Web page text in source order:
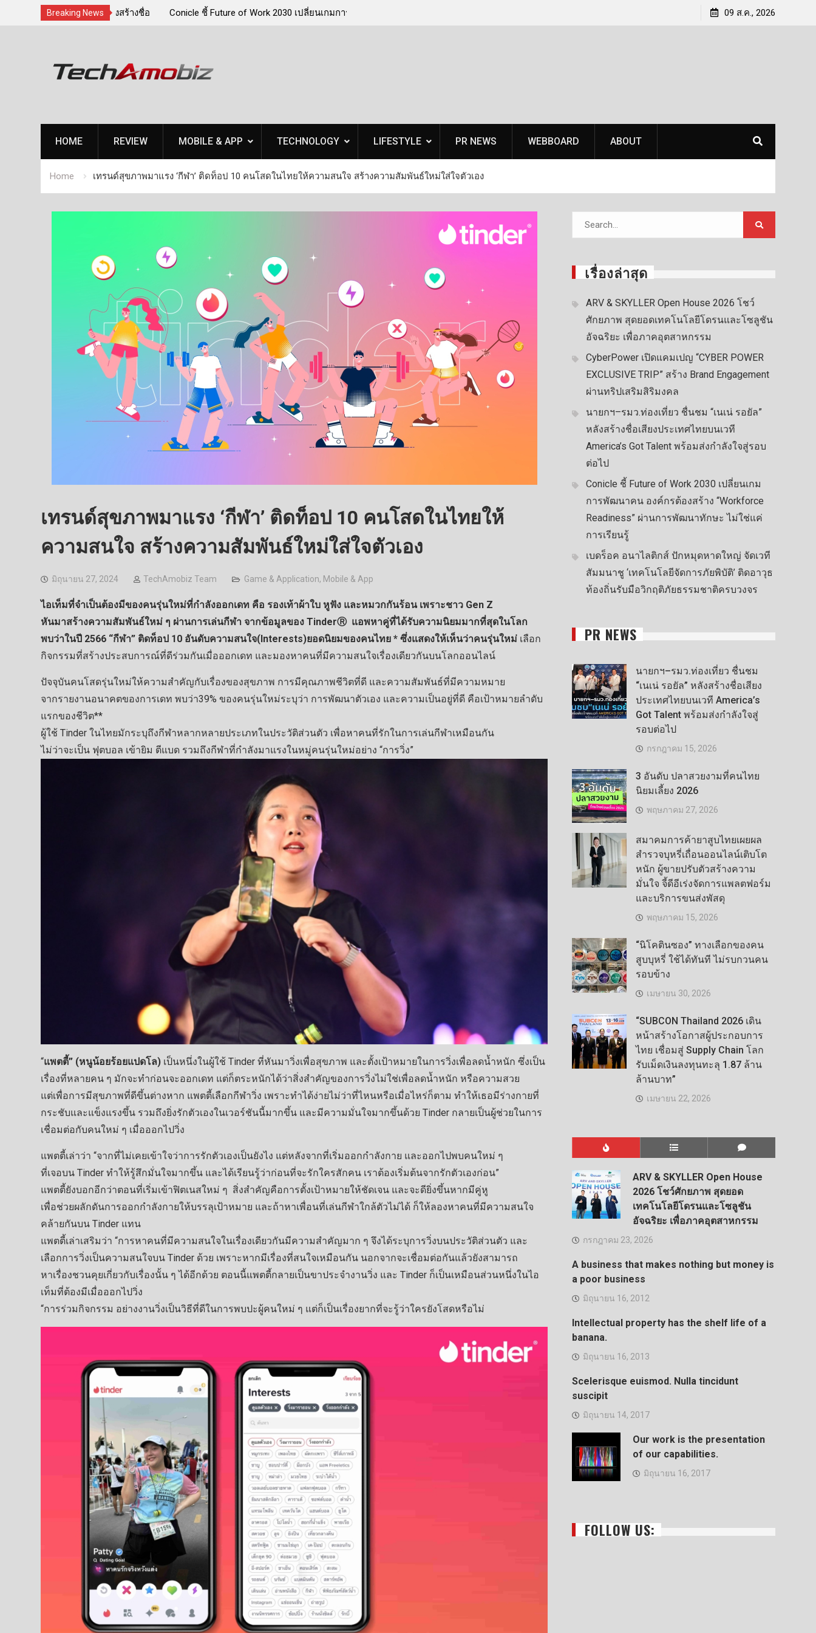
Breaking News
เนเน่ รอยัล” หลังสร้างชื่อ
Conicle ชี้ Future of Work 2030 เปลี่ยนเกมการพัฒนาคน
เบดร็อค อนาไลติกส์ ปักหมุดหาดใหญ่ จัดเวทีสัมมนาชู
09 ส.ค., 2026
HOME REVIEW MOBILE & APP TECHNOLOGY LIFESTYLE PR NEWS WEBBOARD ABOUT
Home เทรนด์สุขภาพมาแรง ‘กีฬา’ ติดท็อป 10 คนโสดในไทยให้ความสนใจ สร้างความสัมพันธ์ใหม่ใส่ใจตัวเอง
เทรนด์สุขภาพมาแรง ‘กีฬา’ ติดท็อป 10 คนโสดในไทยให้
ความสนใจ สร้างความสัมพันธ์ใหม่ใส่ใจตัวเอง
มิถุนายน 27, 2024 TechAmobiz Team Game & Application, Mobile & App
ไอเท็มที่จำเป็นต้องมีของคนรุ่นใหม่ที่กำลังออกเดท คือ รองเท้าผ้าใบ หูฟัง และหมวกกันร้อน เพราะชาว Gen Z
หันมาสร้างความสัมพันธ์ใหม่ ๆ ผ่านการเล่นกีฬา จากข้อมูลของ TinderⓇ แอพหาคู่ที่ได้รับความนิยมมากที่สุดในโลก
พบว่าในปี 2566 “กีฬา” ติดท็อป 10 อันดับความสนใจ(Interests)ยอดนิยมของคนไทย * ซึ่งแสดงให้เห็นว่าคนรุ่นใหม่ เลือก
กิจกรรมที่สร้างประสบการณ์ที่ดีร่วมกันเมื่อออกเดท และมองหาคนที่มีความสนใจเรื่องเดียวกันบนโลกออนไลน์
ปัจจุบันคนโสดรุ่นใหม่ให้ความสำคัญกับเรื่องของสุขภาพ การมีคุณภาพชีวิตที่ดี และความสัมพันธ์ที่มีความหมาย
จากรายงานอนาคตของการเดท พบว่า39% ของคนรุ่นใหม่ระบุว่า การพัฒนาตัวเอง และความเป็นอยู่ที่ดี คือเป้าหมายลำดับ
แรกของชีวิต**
ผู้ใช้ Tinder ในไทยมักระบุถึงกีฬาหลากหลายประเภทในประวัติส่วนตัว เพื่อหาคนที่รักในการเล่นกีฬาเหมือนกัน
ไม่ว่าจะเป็น ฟุตบอล เข้ายิม ตีแบด รวมถึงกีฬาที่กำลังมาแรงในหมู่คนรุ่นใหม่อย่าง “การวิ่ง”
“แพตตี้” (หนูน้อยร้อยแปดโล) เป็นหนึ่งในผู้ใช้ Tinder ที่หันมาวิ่งเพื่อสุขภาพ และตั้งเป้าหมายในการวิ่งเพื่อลดน้ำหนัก ซึ่งเป็น
เรื่องที่หลายคน ๆ มักจะทำก่อนจะออกเดท แต่ก็ตระหนักได้ว่าสิ่งสำคัญของการวิ่งไม่ใช่เพื่อลดน้ำหนัก หรือความสวย
แต่เพื่อการมีสุขภาพที่ดีขึ้นต่างหาก แพตตี้เลือกกีฬาวิ่ง เพราะทำได้ง่ายไม่ว่าที่ไหนหรือเมื่อไหร่ก็ตาม ทำให้เธอมีร่างกายที่
กระชับและแข็งแรงขึ้น รวมถึงยิ่งรักตัวเองในเวอร์ชันนี้มากขึ้น และมีความมั่นใจมากขึ้นด้วย Tinder กลายเป็นผู้ช่วยในการ
เชื่อมต่อกับคนใหม่ ๆ เมื่อออกไปวิ่ง
แพตตี้เล่าว่า “จากที่ไม่เคยเข้าใจว่าการรักตัวเองเป็นยังไง แต่หลังจากที่เริ่มออกกำลังกาย และออกไปพบคนใหม่ ๆ
ที่เจอบน Tinder ทำให้รู้สึกมั่นใจมากขึ้น และได้เรียนรู้ว่าก่อนที่จะรักใครสักคน เราต้องเริ่มต้นจากรักตัวเองก่อน”
แพตตี้ยังบอกอีกว่าตอนที่เริ่มเข้าฟิตเนสใหม่ ๆ สิ่งสำคัญคือการตั้งเป้าหมายให้ชัดเจน และจะดียิ่งขึ้นหากมีคู่หู
เพื่อช่วยผลักดันการออกกำลังกายให้บรรลุเป้าหมาย และถ้าหาเพื่อนที่เล่นกีฬาใกล้ตัวไม่ได้ ก็ให้ลองหาคนที่มีความสนใจ
คล้ายกันบน Tinder แทน
แพตตี้เล่าเสริมว่า “การหาคนที่มีความสนใจในเรื่องเดียวกันมีความสำคัญมาก ๆ จึงได้ระบุการวิ่งบนประวัติส่วนตัว และ
เลือกการวิ่งเป็นความสนใจบน Tinder ด้วย เพราะหากมีเรื่องที่สนใจเหมือนกัน นอกจากจะเชื่อมต่อกันแล้วยังสามารถ
หาเรื่องชวนคุยเกี่ยวกับเรื่องนั้น ๆ ได้อีกด้วย ตอนนี้แพตตี้กลายเป็นขาประจำงานวิ่ง และ Tinder ก็เป็นเหมือนส่วนหนึ่งในไอ
เท็มที่ต้องมีเมื่อออกไปวิ่ง
“การร่วมกิจกรรม อย่างงานวิ่งเป็นวิธีที่ดีในการพบปะผู้คนใหม่ ๆ แต่ก็เป็นเรื่องยากที่จะรู้ว่าใครยังโสดหรือไม่
Search
for:
เรื่องล่าสุด
ARV & SKYLLER Open House 2026 โชว์
ศักยภาพ สุดยอดเทคโนโลยีโดรนและโซลูชัน
อัจฉริยะ เพื่อภาคอุตสาหกรรม
CyberPower เปิดแคมเปญ “CYBER POWER
EXCLUSIVE TRIP” สร้าง Brand Engagement
ผ่านทริปเสริมสิริมงคล
นายกฯ–รมว.ท่องเที่ยว ชื่นชม “เนเน่ รอยัล”
หลังสร้างชื่อเสียงประเทศไทยบนเวที
America’s Got Talent พร้อมส่งกำลังใจสู่รอบ
ต่อไป
Conicle ชี้ Future of Work 2030 เปลี่ยนเกม
การพัฒนาคน องค์กรต้องสร้าง “Workforce
Readiness” ผ่านการพัฒนาทักษะ ไม่ใช่แค่
การเรียนรู้
เบดร็อค อนาไลติกส์ ปักหมุดหาดใหญ่ จัดเวที
สัมมนาชู ‘เทคโนโลยีจัดการภัยพิบัติ’ ติดอาวุธ
ท้องถิ่นรับมือวิกฤติภัยธรรมชาติครบวงจร
PR NEWS
นายกฯ–รมว.ท่องเที่ยว ชื่นชม
“เนเน่ รอยัล” หลังสร้างชื่อเสียง
ประเทศไทยบนเวที America’s
Got Talent พร้อมส่งกำลังใจสู่
รอบต่อไป
กรกฎาคม 15, 2026
3 อันดับ ปลาสวยงามที่คนไทย
นิยมเลี้ยง 2026
พฤษภาคม 27, 2026
สมาคมการค้ายาสูบไทยเผยผล
สำรวจบุหรี่เถื่อนออนไลน์เติบโต
หนัก ผู้ขายปรับตัวสร้างความ
มั่นใจ จี้ดีอีเร่งจัดการแพลตฟอร์ม
และบริการขนส่งพัสดุ
พฤษภาคม 15, 2026
“นิโคตินซอง” ทางเลือกของคน
สูบบุหรี่ ใช้ได้ทันที ไม่รบกวนคน
รอบข้าง
เมษายน 30, 2026
“SUBCON Thailand 2026 เดิน
หน้าสร้างโอกาสผู้ประกอบการ
ไทย เชื่อมสู่ Supply Chain โลก
รับเม็ดเงินลงทุนทะลุ 1.87 ล้าน
ล้านบาท”
เมษายน 22, 2026
ARV & SKYLLER Open House
2026 โชว์ศักยภาพ สุดยอด
เทคโนโลยีโดรนและโซลูชัน
อัจฉริยะ เพื่อภาคอุตสาหกรรม
กรกฎาคม 23, 2026
A business that makes nothing but money is
a poor business
มิถุนายน 16, 2012
Intellectual property has the shelf life of a
banana.
มิถุนายน 16, 2013
Scelerisque euismod. Nulla tincidunt
suscipit
มิถุนายน 14, 2017
Our work is the presentation
of our capabilities.
มิถุนายน 16, 2017
FOLLOW US: